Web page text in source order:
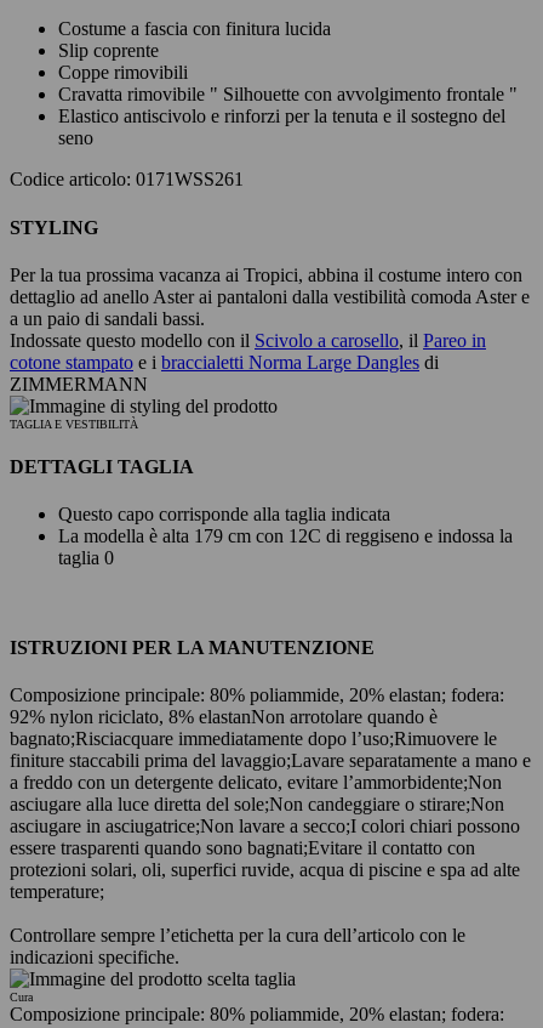
Costume a fascia con finitura lucida
Slip coprente
Coppe rimovibili
Cravatta rimovibile " Silhouette con avvolgimento frontale "
Elastico antiscivolo e rinforzi per la tenuta e il sostegno del
seno
Codice articolo: 0171WSS261
STYLING
Per la tua prossima vacanza ai Tropici, abbina il costume intero con
dettaglio ad anello Aster ai pantaloni dalla vestibilità comoda Aster e
a un paio di sandali bassi.
Indossate questo modello con il Scivolo a carosello, il Pareo in
cotone stampato e i braccialetti Norma Large Dangles di
ZIMMERMANN
TAGLIA E VESTIBILITÀ
DETTAGLI TAGLIA
Questo capo corrisponde alla taglia indicata
La modella è alta 179 cm con 12C di reggiseno e indossa la
taglia 0
ISTRUZIONI PER LA MANUTENZIONE
Composizione principale: 80% poliammide, 20% elastan; fodera:
92% nylon riciclato, 8% elastanNon arrotolare quando è
bagnato;Risciacquare immediatamente dopo l’uso;Rimuovere le
finiture staccabili prima del lavaggio;Lavare separatamente a mano e
a freddo con un detergente delicato, evitare l’ammorbidente;Non
asciugare alla luce diretta del sole;Non candeggiare o stirare;Non
asciugare in asciugatrice;Non lavare a secco;I colori chiari possono
essere trasparenti quando sono bagnati;Evitare il contatto con
protezioni solari, oli, superfici ruvide, acqua di piscine e spa ad alte
temperature;
Controllare sempre l’etichetta per la cura dell’articolo con le
indicazioni specifiche.
Cura
Composizione principale: 80% poliammide, 20% elastan; fodera: